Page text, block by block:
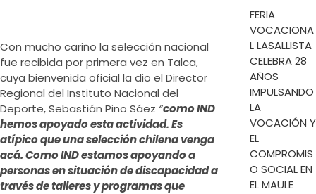
Con mucho cariño la selección nacional
fue recibida por primera vez en Talca,
cuya bienvenida oficial la dio el Director
Regional del Instituto Nacional del
Deporte, Sebastián Pino Sáez “como IND
hemos apoyado esta actividad. Es
atípico que una selección chilena venga
acá. Como IND estamos apoyando a
personas en situación de discapacidad a
través de talleresy programas que
FERIA
VOCACIONA
L LASALLISTA
CELEBRA 28
AÑOS
IMPULSANDO
LA
VOCACIÓN Y
EL
COMPROMIS
O SOCIAL EN
EL MAULE